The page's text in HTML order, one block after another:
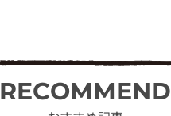
RECOMMEND